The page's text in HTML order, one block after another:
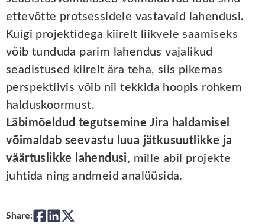
ettevõtte protsessidele vastavaid lahendusi.
Kuigi projektidega kiirelt liikvele saamiseks
võib tunduda parim lahendus vajalikud
seadistused kiirelt ära teha, siis pikemas
perspektiivis võib nii tekkida hoopis rohkem
halduskoormust.
Läbimõeldud tegutsemine Jira haldamisel
võimaldab seevastu luua jätkusuutlikke ja
väärtuslikke lahendusi, mille abil projekte
juhtida ning andmeid analüüsida.
Share: